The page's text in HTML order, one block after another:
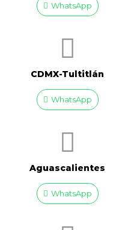
WhatsApp
CDMX-Tultitlán
WhatsApp
Aguascalientes
WhatsApp